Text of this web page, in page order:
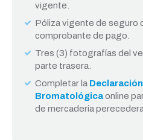
vigente.
Póliza vigente de seguro
comprobante de pago.
Tres (3) fotografías del
parte trasera.
Completar la
Bromatológicaonline
de mercadería